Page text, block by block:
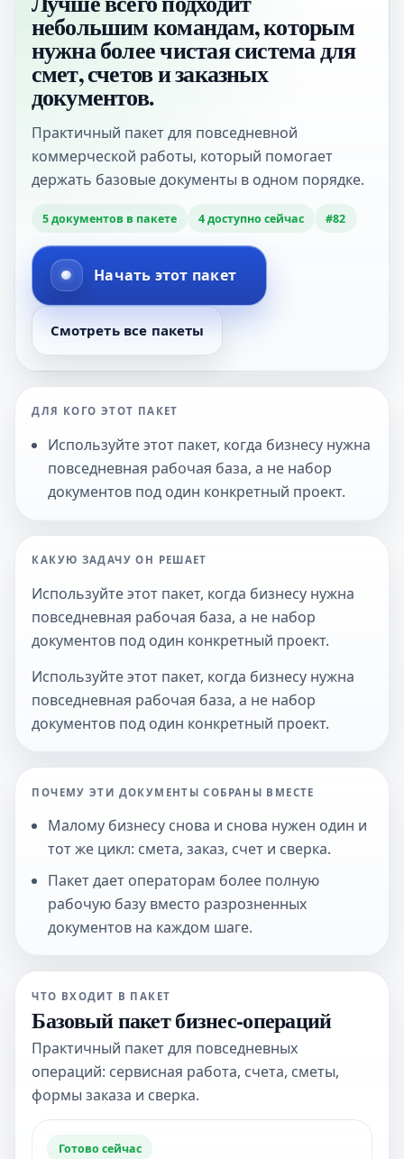
небольшим командам, которым
нужна более чистая система для
смет, счетов и заказных
документов.
Практичный пакет для повседневной
коммерческой работы, который помогает
держать базовые документы в одном порядке.
5документов в пакете 4доступно сейчас #82
Начать этот пакет
Смотреть все пакеты
ДЛЯ КОГО ЭТОТ ПАКЕТ
Используйте этот пакет, когда бизнесу нужна
повседневная рабочая база, а не набор
документов под один конкретный проект.
КАКУЮ ЗАДАЧУ ОН РЕШАЕТ
Используйте этот пакет, когда бизнесу нужна
повседневная рабочая база, а не набор
документов под один конкретный проект.
Используйте этот пакет, когда бизнесу нужна
повседневная рабочая база, а не набор
документов под один конкретный проект.
ПОЧЕМУ ЭТИ ДОКУМЕНТЫ СОБРАНЫ ВМЕСТЕ
Малому бизнесу снова и снова нужен один и
тот же цикл: смета, заказ, счет и сверка.
Пакет дает операторам более полную
рабочую базу вместо разрозненных
документов на каждом шаге.
ЧТО ВХОДИТ В ПАКЕТ
Базовый пакет бизнес-операций
Практичный пакет для повседневных
операций: сервисная работа, счета, сметы,
формы заказа и сверка.
Готово сейчас